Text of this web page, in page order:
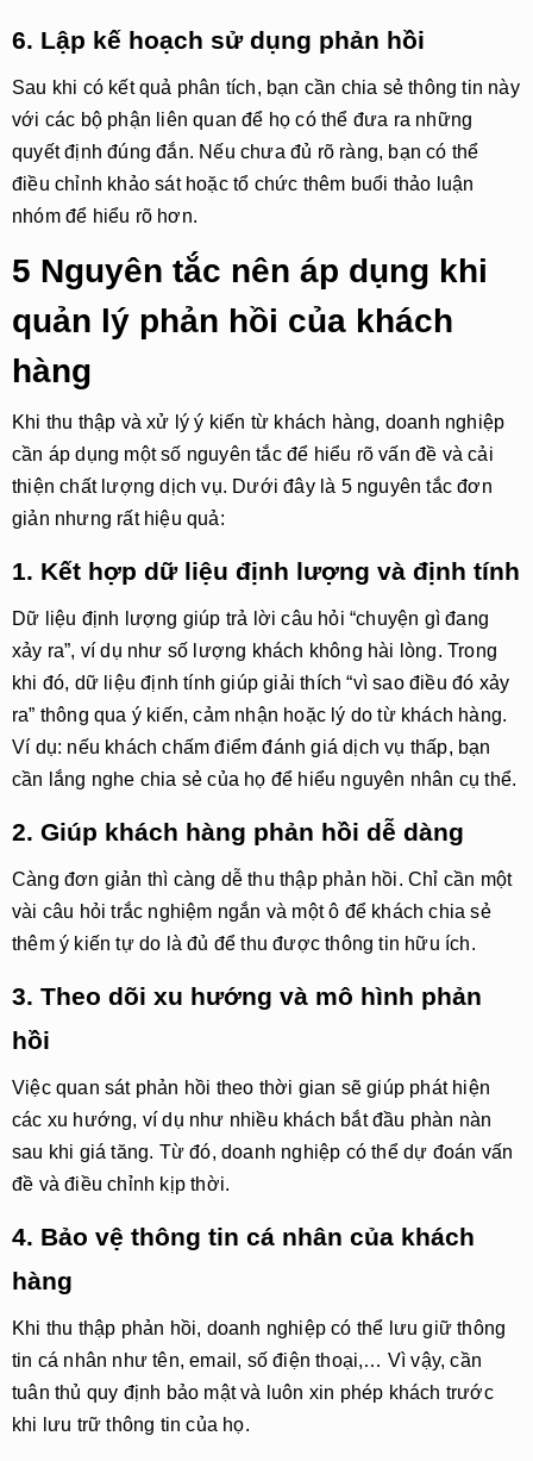
6. Lập kế hoạch sử dụng phản hồi
Sau khi có kết quả phân tích, bạn cần chia sẻ thông tin này
với các bộ phận liên quan để họ có thể đưa ra những
quyết định đúng đắn. Nếu chưa đủ rõ ràng, bạn có thể
điều chỉnh khảo sát hoặc tổ chức thêm buổi thảo luận
nhóm để hiểu rõ hơn.
5 Nguyên tắc nên áp dụng khi
quản lý phản hồi của khách
hàng
Khi thu thập và xử lý ý kiến từ khách hàng, doanh nghiệp
cần áp dụng một số nguyên tắc để hiểu rõ vấn đề và cải
thiện chất lượng dịch vụ. Dưới đây là 5 nguyên tắc đơn
giản nhưng rất hiệu quả:
1. Kết hợp dữ liệu định lượng và định tính
Dữ liệu định lượng giúp trả lời câu hỏi “chuyện gì đang
xảy ra”, ví dụ như số lượng khách không hài lòng. Trong
khi đó, dữ liệu định tính giúp giải thích“vì sao điều đó xảy
ra” thông qua ý kiến, cảm nhận hoặc lý do từ khách hàng.
Ví dụ: nếu khách chấm điểm đánh giá dịch vụ thấp, bạn
cần lắng nghe chia sẻ của họ để hiểu nguyên nhân cụ thể.
2. Giúp khách hàng phản hồi dễ dàng
Càng đơn giản thì càng dễ thu thập phản hồi. Chỉ cần một
vài câu hỏi trắc nghiệm ngắn và một ô để khách chia sẻ
thêm ý kiến tự do là đủ để thu được thông tin hữu ích.
3. Theo dõi xu hướng và mô hình phản
hồi
Việc quan sát phản hồi theo thời gian sẽ giúp phát hiện
các xu hướng, ví dụ như nhiều khách bắt đầu phàn nàn
sau khi giá tăng. Từ đó, doanh nghiệp có thể dự đoán vấn
đề và điều chỉnh kịp thời.
4. Bảo vệ thông tin cá nhân của khách
hàng
Khi thu thập phản hồi, doanh nghiệp có thể lưu giữ thông
tin cá nhân như tên, email, số điện thoại,… Vì vậy, cần
tuân thủ quy định bảo mật và luôn xin phép khách trước
khi lưu trữ thông tin của họ.